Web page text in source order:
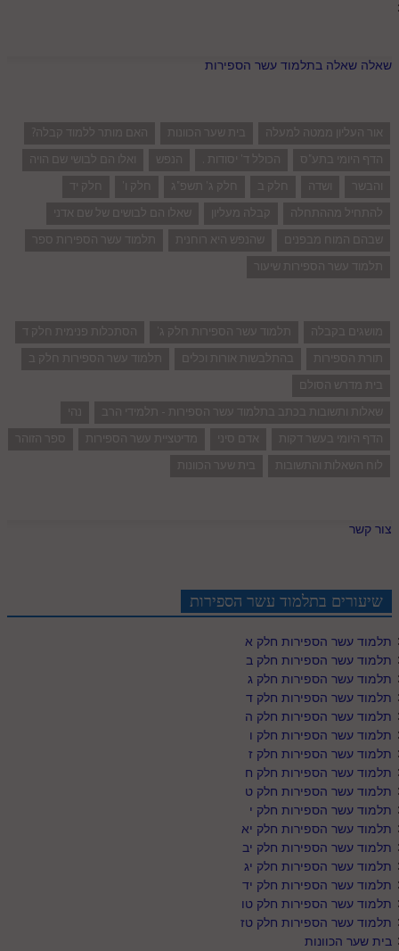
שאלה שאלה בתלמוד עשר הספירות
אור העליון ממטה למעלה בית שער הכוונות
האם מותר ללמוד קבלה?
הדף היומי בתע"ס
הכולל ד' יסודות . הנפש
ואלו הם לבושי שם הויה
והבשר
ושדה חלק ב חלק ג' תשפ"ג חלק ו'
חלק יד
להתחיל מההתחלה
קבלה מעליון
שאלו הם לבושים של שם אדני
שבהם המוח מבפנים
שהנפש היא רוחנית
תלמוד עשר הספירות ספר
תלמוד עשר הספירות שיעור
מושגים בקבלה תלמוד עשר הספירות חלק ג'
הסתכלות פנימית חלק ד
תורת הספירות
בהתלבשות אורות וכלים
תלמוד עשר הספירות חלק ב
בית מדרש הסולם
שאלות ותשובות בכתב בתלמוד עשר הספירות - תלמידי הרב
נהי
הדף היומי בעשר דקות
אדם סיני מדיטציית עשר הספירות
ספר הזוהר
לוח השאלות והתשובות
בית שער הכוונות
צור קשר
שיעורים בתלמוד עשר הספירות
תלמוד עשר הספירות חלק א
תלמוד עשר הספירות חלק ב
תלמוד עשר הספירות חלק ג
תלמוד עשר הספירות חלק ד
תלמוד עשר הספירות חלק ה
תלמוד עשר הספירות חלק ו
תלמוד עשר הספירות חלק ז
תלמוד עשר הספירות חלק ח
תלמוד עשר הספירות חלק ט
תלמוד עשר הספירות חלק י
תלמוד עשר הספירות חלק יא
תלמוד עשר הספירות חלק יב
תלמוד עשר הספירות חלק יג
תלמוד עשר הספירות חלק יד
תלמוד עשר הספירות חלק טו
תלמוד עשר הספירות חלק טז
בית שער הכוונות